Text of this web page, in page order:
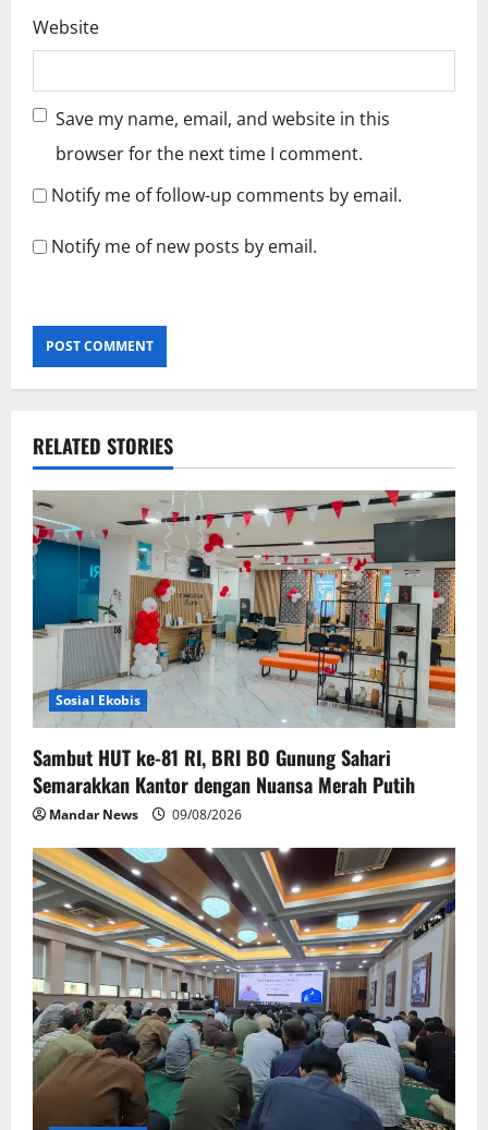
Website
Save my name, email, and website in this
browser for the next time I comment.
Notify me of follow-up comments by email.
Notify me of new posts by email.
RELATED STORIES
Sosial Ekobis
Sambut HUT ke-81 RI, BRI BO Gunung Sahari
Semarakkan Kantor dengan Nuansa Merah Putih
Mandar News 09/08/2026